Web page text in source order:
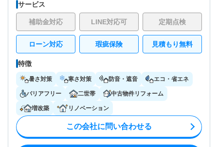
サービス
補助金対応 LINE対応可 定期点検
ローン対応 瑕疵保険 見積もり無料
特徴
暑さ対策 寒さ対策 防音・遮音 エコ・省エネ
バリアフリー 二世帯 中古物件リフォーム
増改築 リノベーション
この会社に問い合わせる